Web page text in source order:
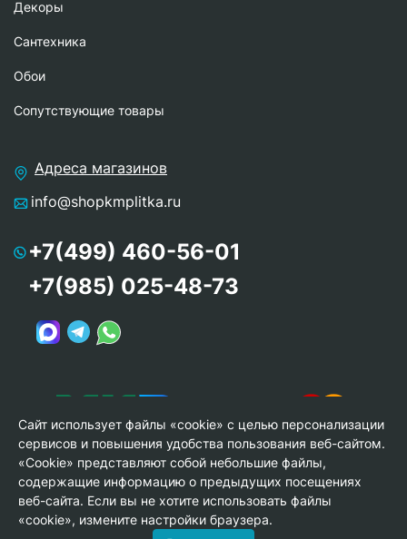
Декоры
Сантехника
Обои
Сопутствующие товары
Адреса магазинов
info@shopkmplitka.ru
+7(499) 460-56-01
+7(985) 025-48-73
© Copyright 2013-2026 KERAMA MARAZZI, ООО «Гамма
Керамика»
Сайт использует файлы «cookie» с целью персонализации
сервисов и повышения удобства пользования веб-сайтом.
«Cookie» представляют собой небольшие файлы,
содержащие информацию о предыдущих посещениях
веб-сайта. Если вы не хотите использовать файлы
«cookie», измените настройки браузера.